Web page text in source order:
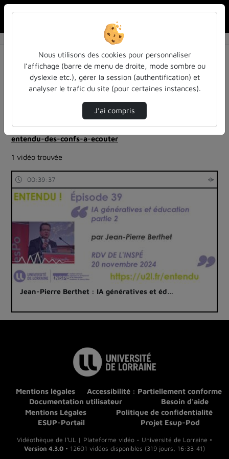
Résultats de la recherche
Filtres actifs (cliquer pour en retirer) :
Français
education
ia-lintelligence-artificielle-approches-et-usages-a-
entendu-des-confs-a-ecouter
entendu-des-confs-a-ecouter
1 vidéo trouvée
00:39:37
Jean-Pierre Berthet : IA génératives et éd…
Mentions légales
Accessibilité : Partiellement conforme
Documentation utilisateur
Besoin d'aide
Mentions Légales
Politique de confidentialité
ESUP-Portail
Projet Esup-Pod
Vidéothèque de l'UL | Plateforme vidéo - Université de Lorraine •
Version 4.3.0 • 12601 vidéos disponibles (319 jours, 16:33:41)
Nous utilisons des cookies pour personnaliser
l’affichage (barre de menu de droite, mode sombre ou
dyslexie etc.), gérer la session (authentification) et
analyser le trafic du site (pour certaines instances).
J’ai compris